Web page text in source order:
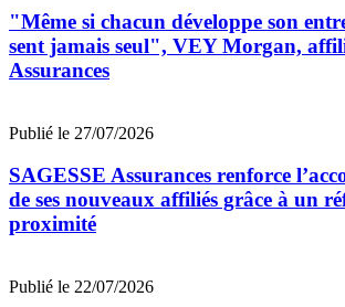
"Même si chacun développe son
sent jamais seul", VEY Morgan,
Assurances
Publié le 27/07/2026
SAGESSE Assurances renforce
de ses nouveaux affiliés grâce à un
proximité
Publié le 22/07/2026